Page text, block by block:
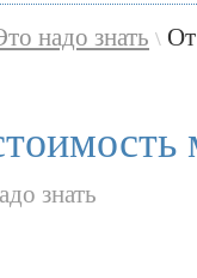
надо знать \
знать